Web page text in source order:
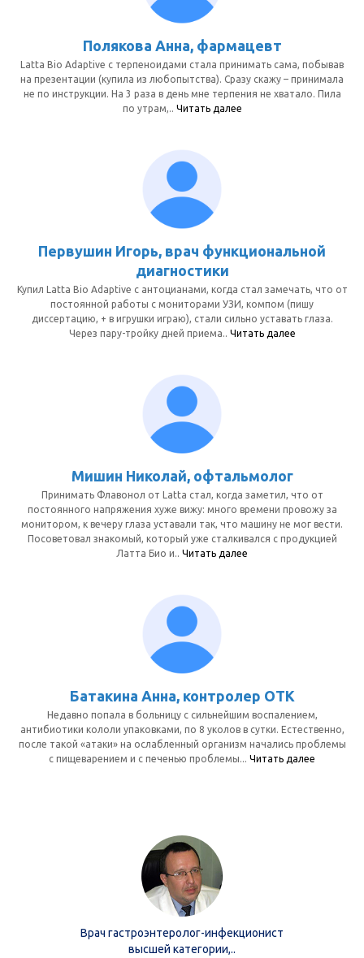
Полякова Анна, фармацевт
Latta Bio Adaptive с терпеноидами стала принимать сама, побывав
на презентации (купила из любопытства). Сразу скажу – принимала
не по инструкции. На 3 раза в день мне терпения не хватало. Пила
по утрам,.. Читать далее
Первушин Игорь, врач функциональной
диагностики
Купил Latta Bio Adaptive с антоцианами, когда стал замечать, что от
постоянной работы с мониторами УЗИ, компом (пишу
диссертацию, + в игрушки играю), стали сильно уставать глаза.
Через пару-тройку дней приема.. Читать далее
Мишин Николай, офтальмолог
Принимать Флавонол от Latta стал, когда заметил, что от
постоянного напряжения хуже вижу: много времени провожу за
монитором, к вечеру глаза уставали так, что машину не мог вести.
Посоветовал знакомый, который уже сталкивался с продукцией
Латта Био и.. Читать далее
Батакина Анна, контролер ОТК
Недавно попала в больницу с сильнейшим воспалением,
антибиотики кололи упаковками, по 8 уколов в сутки. Естественно,
после такой «атаки» на ослабленный организм начались проблемы
с пищеварением и с печенью проблемы... Читать далее
Мнения экспертов
Врач гастроэнтеролог-инфекционист
высшей категории,..